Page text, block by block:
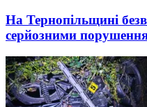
На Тернопільщині
серйозними